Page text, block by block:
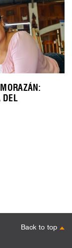
DEL
Back to top